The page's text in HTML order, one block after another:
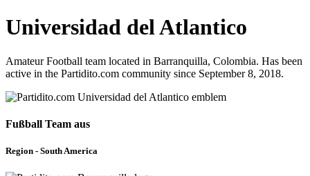
Universidad del Atlantico
Amateur Football team located in Barranquilla, Colombia. Has been
active in the Partidito.com community since September 8, 2018.
Fußball Team aus
Region - South America